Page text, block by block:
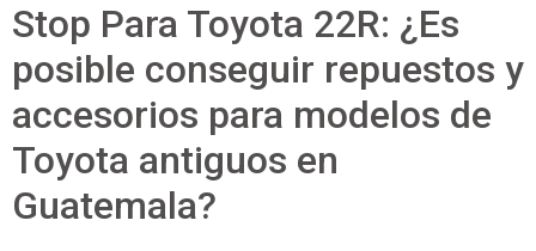
Stop Para Toyota 22R: ¿Es
posible conseguir repuestos y
accesorios para modelos de
Toyota antiguos en
Guatemala?